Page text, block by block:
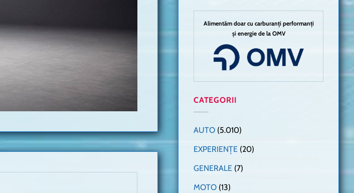
Alimentăm doar cu carburanți performanți
și energie de la OMV
CATEGORII
AUTO (5.010)
EXPERIENȚE (20)
GENERALE (7)
MOTO (13)